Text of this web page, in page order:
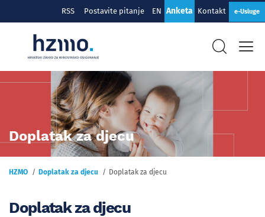
RSS Postavite pitanje EN Anketa Kontakt e-Usluge
Doplatak za djecu
HZMO Doplatak za djecu Doplatak za djecu
Doplatak za djecu